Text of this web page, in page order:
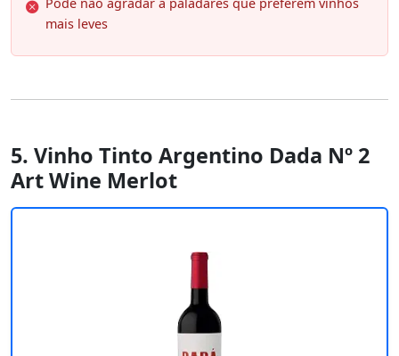
mais leves
5. Vinho Tinto Argentino Dada Nº 2
Art Wine Merlot